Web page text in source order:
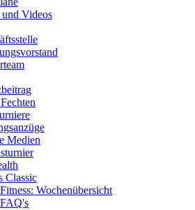
Videos
Medien
Classic
Fitness: Wochenübersicht
FAQ's